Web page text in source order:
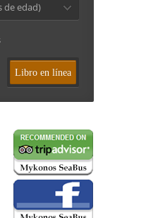
de edad)
Libro en línea